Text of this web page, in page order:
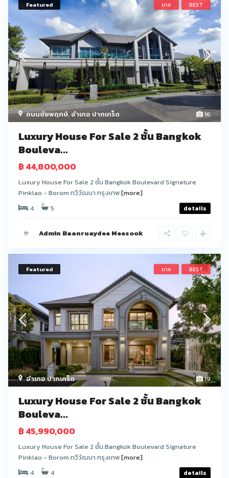
16
ถนนชัยพฤกษ์, อำเภอ ปากเกร็ด
Featured ขาย BEST
Luxury House For Sale 2 ชั้น Bangkok
Bouleva...
฿ 44,800,000
Luxury House For Sale 2 ชั้น Bangkok Boulevard Signature
Pinklao - Borom ทวีวัฒนา กรุงเทพ[more]
4
5 details
Admin Baanruaydee Meesook
19
อำเภอ ปากเกร็ด
Featured ขาย BEST
Luxury House For Sale 2 ชั้น Bangkok
Bouleva...
฿ 45,990,000
Luxury House For Sale 2 ชั้น Bangkok Boulevard Signature
Pinklao - Borom ทวีวัฒนา กรุงเทพ[more]
4
4 details